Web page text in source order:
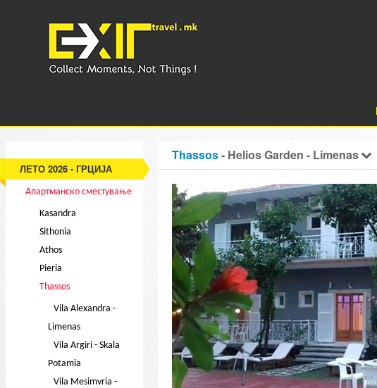
ЛЕТО 2026 - ГРЦИЈА
Апартманско сместување
Kasandra
Sithonia
Athos
Pieria
Thassos
Vila Alexandra -
Limenas
Vila Argiri - Skala
Potamia
Vila Mesimvria -
Thassos- Helios Garden - Limenas